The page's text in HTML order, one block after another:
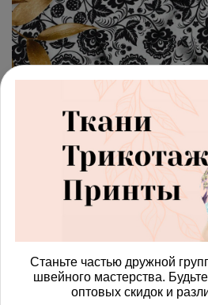
Ткань муслин
Получить доступ к оптовым
815.00 руб
В корзину
Изменить
Станьте частью дружной
швейного мастерства.
оптовых скидок и